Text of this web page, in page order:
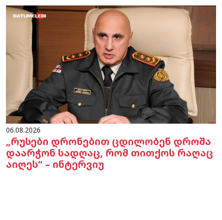
06.08.2026
„რუსები დრონებით ცდილობენ დროშა
დაარჭონ სადღაც, რომ თითქოს რაღაც
აიღეს“ – ინტერვიუ